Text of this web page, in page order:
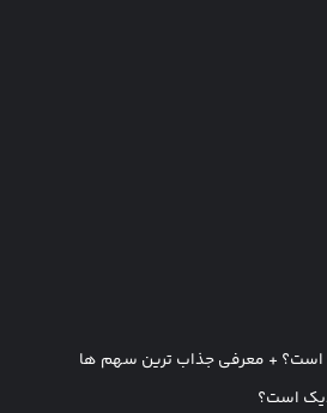
است؟ + معرفی جذاب ترین سهم ها
است؟